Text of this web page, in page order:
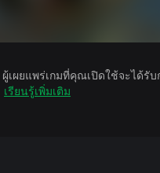
ผู้เผยแพร่เกมที่คุณเปิดใช้จะได้รั
เรียนรู้เพิ่มเติม